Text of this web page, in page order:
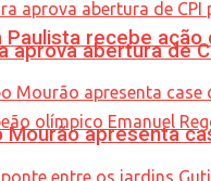
Paulista recebe
aprova abertura de
Mourão apresenta